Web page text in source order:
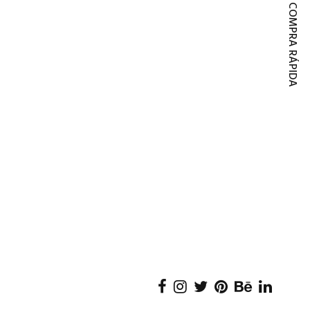
COMPRA RÁPIDA